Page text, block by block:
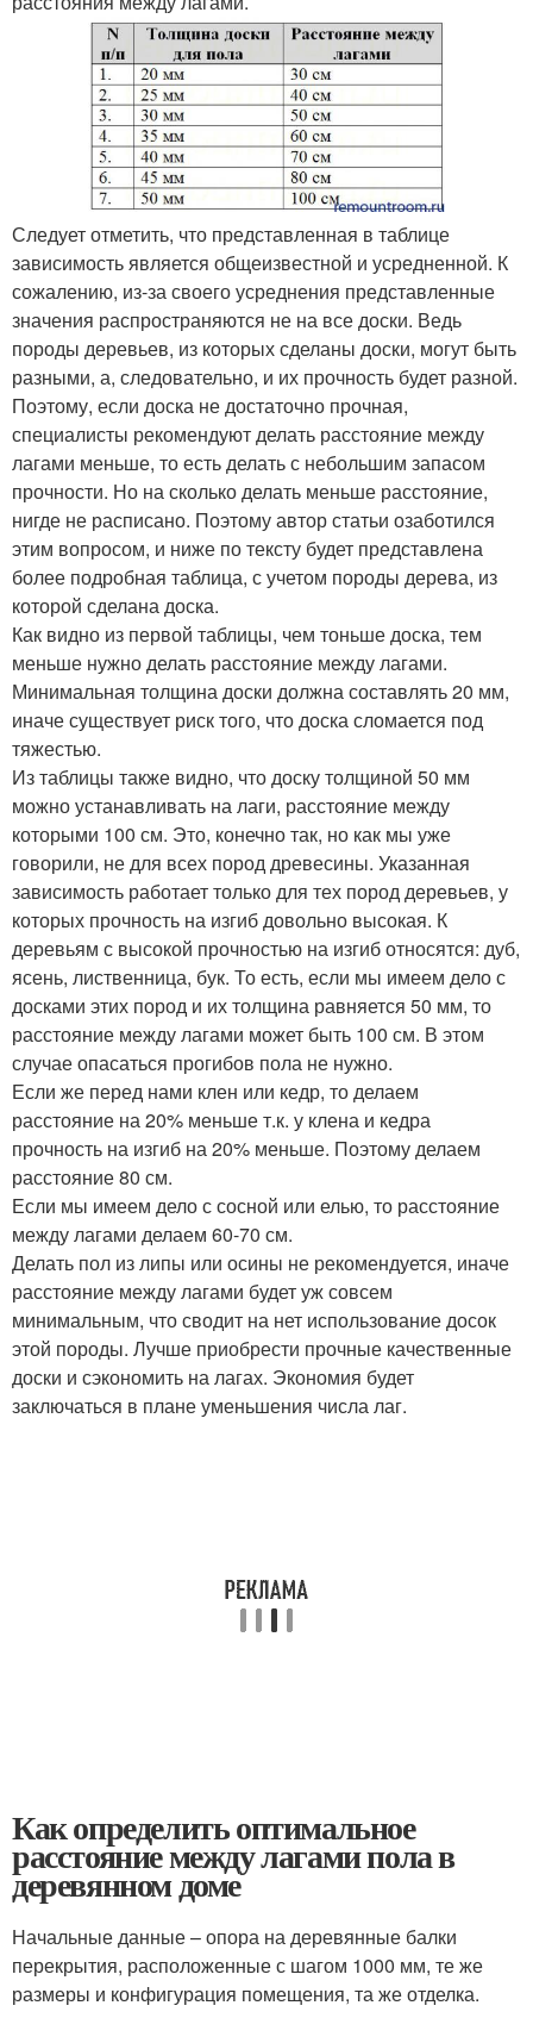
Следует отметить, что представленная в таблице
зависимость является общеизвестной и усредненной. К
сожалению, из-за своего усреднения представленные
значения распространяются не на все доски. Ведь
породы деревьев, из которых сделаны доски, могут быть
разными, а, следовательно, и их прочность будет разной.
Поэтому, если доска не достаточно прочная,
специалисты рекомендуют делать расстояние между
лагами меньше, то есть делать с небольшим запасом
прочности. Но на сколько делать меньше расстояние,
нигде не расписано. Поэтому автор статьи озаботился
этим вопросом, и ниже по тексту будет представлена
более подробная таблица, с учетом породы дерева, из
которой сделана доска.
Как видно из первой таблицы, чем тоньше доска, тем
меньше нужно делать расстояние между лагами.
Минимальная толщина доски должна составлять 20 мм,
иначе существует риск того, что доска сломается под
тяжестью.
Из таблицы также видно, что доску толщиной 50 мм
можно устанавливать на лаги, расстояние между
которыми 100 см. Это, конечно так, но как мы уже
говорили, не для всех пород древесины. Указанная
зависимость работает только для тех пород деревьев, у
которых прочность на изгиб довольно высокая. К
деревьям с высокой прочностью на изгиб относятся: дуб,
ясень, лиственница, бук. То есть, если мы имеем дело с
досками этих пород и их толщина равняется 50 мм, то
расстояние между лагами может быть 100 см. В этом
случае опасаться прогибов пола не нужно.
Если же перед нами клен или кедр, то делаем
расстояние на 20% меньше т.к. у клена и кедра
прочность на изгиб на 20% меньше. Поэтому делаем
расстояние 80 см.
Если мы имеем дело с сосной или елью, то расстояние
между лагами делаем 60-70 см.
Делать пол из липы или осины не рекомендуется, иначе
расстояние между лагами будет уж совсем
минимальным, что сводит на нет использование досок
этой породы. Лучше приобрести прочные качественные
доски и сэкономить на лагах. Экономия будет
заключаться в плане уменьшения числа лаг.
Как определить оптимальное
расстояние между лагами пола в
деревянном доме
Начальные данные – опора на деревянные балки
перекрытия, расположенные с шагом 1000 мм, те же
размеры и конфигурация помещения, та же отделка.